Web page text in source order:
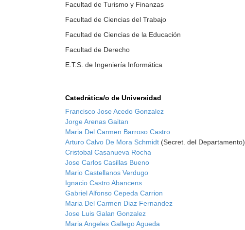
Facultad de Turismo y Finanzas
Facultad de Ciencias del Trabajo
Facultad de Ciencias de la Educación
Facultad de Derecho
E.T.S. de Ingeniería Informática
Catedrática/o de Universidad
Francisco Jose Acedo Gonzalez
Jorge Arenas Gaitan
Maria Del Carmen Barroso Castro
Arturo Calvo De Mora Schmidt (Secret. del Departamento)
Cristobal Casanueva Rocha
Jose Carlos Casillas Bueno
Mario Castellanos Verdugo
Ignacio Castro Abancens
Gabriel Alfonso Cepeda Carrion
Maria Del Carmen Diaz Fernandez
Jose Luis Galan Gonzalez
Maria Angeles Gallego Agueda